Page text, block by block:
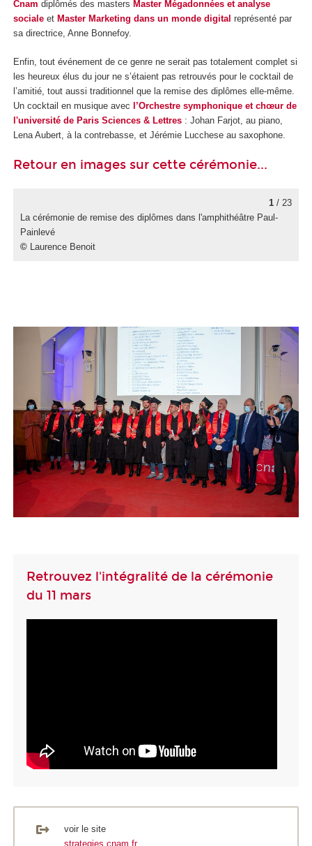
Cnam diplômés des masters Master Mégadonnées et analyse
sociale et Master Marketing dans un monde digital représenté par
sa directrice, Anne Bonnefoy.
Enfin, tout événement de ce genre ne serait pas totalement complet si
les heureux élus du jour ne s’étaient pas retrouvés pour le cocktail de
l’amitié, tout aussi traditionnel que la remise des diplômes elle-même.
Un cocktail en musique avec l’Orchestre symphonique et chœur de
l'université de Paris Sciences & Lettres : Johan Farjot, au piano,
Lena Aubert, à la contrebasse, et Jérémie Lucchese au saxophone.
Retour en images sur cette cérémonie...
1 / 23
La cérémonie de remise des diplômes dans l'amphithéâtre Paul-
Painlevé
© Laurence Benoit
Retrouvez l'intégralité de la cérémonie
du 11 mars
voir le site
strategies.cnam.fr